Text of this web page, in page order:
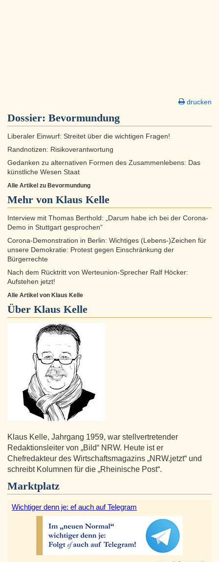
drucken
Dossier: Bevormundung
Liberaler Einwurf: Streitet über die wichtigen Fragen!
Randnotizen: Risikoverantwortung
Gedanken zu alternativen Formen des Zusammenlebens: Das
künstliche Wesen Staat
Alle Artikel zu Bevormundung
Mehr von Klaus Kelle
Interview mit Thomas Berthold: „Darum habe ich bei der Corona-
Demo in Stuttgart gesprochen“
Corona-Demonstration in Berlin: Wichtiges (Lebens-)Zeichen für
unsere Demokratie: Protest gegen Einschränkung der
Bürgerrechte
Nach dem Rücktritt von Werteunion-Sprecher Ralf Höcker:
Aufstehen jetzt!
Alle Artikel von Klaus Kelle
Über Klaus Kelle
Klaus Kelle, Jahrgang 1959, war stellvertretender
Redaktionsleiter von „Bild“ NRW. Heute ist er
Chefredakteur des Wirtschaftsmagazins „NRW.jetzt“ und
schreibt Kolumnen für die „Rheinische Post“.
Marktplatz
Wichtiger denn je: ef auch auf Telegram